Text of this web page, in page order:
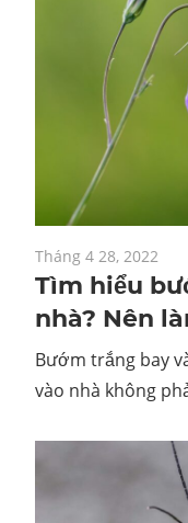
Tháng 4 28, 2022
Tìm hiểu
nhà? Nên
Bướm trắng bay
vào nhà không